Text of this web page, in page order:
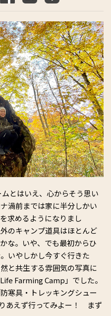
とはいえ、心からそう思い
渦前までは家に半分しかい
求めるようになりまし
のキャンプ道具はほとんど
な。いや、でも最初からひ
いやしかし今すぐ行きた
と共生する雰囲気の写真に
Farming Camp」でした。
寒具・トレッキングシュー
あえず行ってみよー！ まず